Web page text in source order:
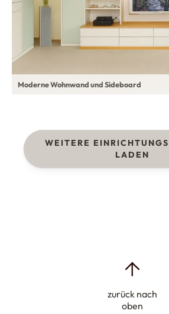
Moderne Wohnwand und Sideboard
WEITERE
LADEN
zurück nach
oben